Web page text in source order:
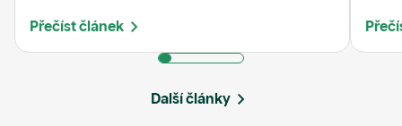
Přečíst článek
Další články